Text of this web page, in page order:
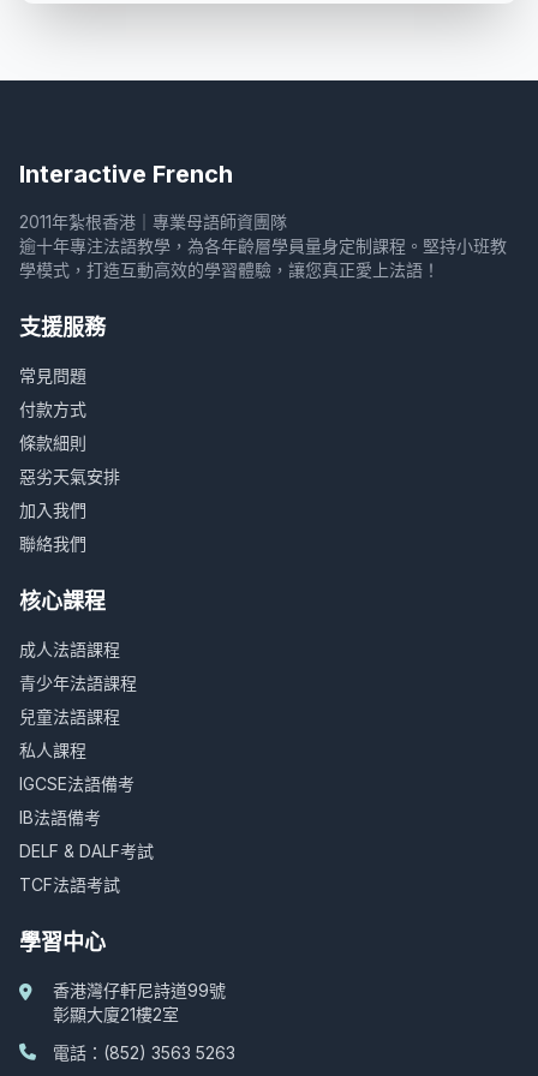
Interactive French
2011年紮根香港｜專業母語師資團隊
逾十年專注法語教學，為各年齡層學員量身定制課程。堅持小班教
學模式，打造互動高效的學習體驗，讓您真正愛上法語！
支援服務
常見問題
付款方式
條款細則
惡劣天氣安排
加入我們
聯絡我們
核心課程
成人法語課程
青少年法語課程
兒童法語課程
私人課程
IGCSE法語備考
IB法語備考
DELF & DALF考試
TCF法語考試
學習中心
香港灣仔軒尼詩道99號
彰顯大廈21樓2室
電話：(852) 3563 5263